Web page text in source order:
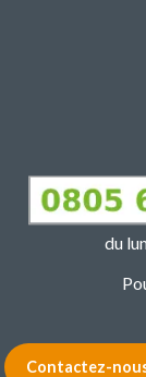
du
Contactez-